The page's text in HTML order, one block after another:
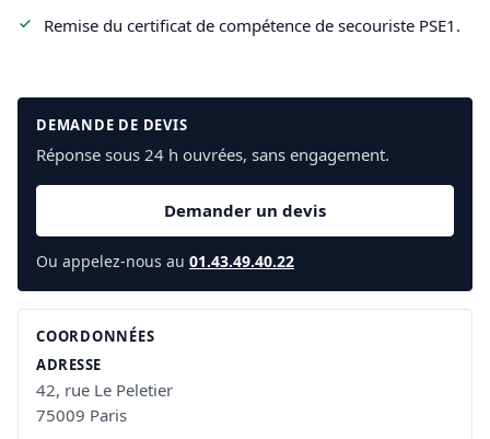
Remise du certificat de compétence de secouriste PSE1.
DEMANDE DE DEVIS
Réponse sous 24 h ouvrées, sans engagement.
Demander un devis
Ou appelez-nous au 01.43.49.40.22
COORDONNÉES
ADRESSE
42, rue Le Peletier
75009 Paris